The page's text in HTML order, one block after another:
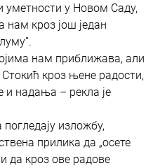
уметности у Новом Саду,
нам кроз још један
нам приближава, али
кроз њене радости,
и надања – рекла је
изложбу,
прилика да „осете
да кроз ове радове